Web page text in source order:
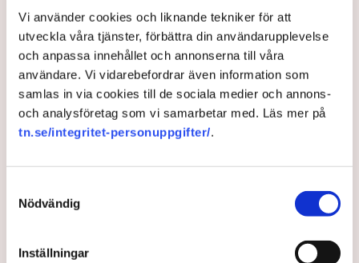
Vi använder cookies och liknande tekniker för att
utveckla våra tjänster, förbättra din användarupplevelse
och anpassa innehållet och annonserna till våra
användare. Vi vidarebefordrar även information som
samlas in via cookies till de sociala medier och annons-
och analysföretag som vi samarbetar med. Läs mer på
tn.se/integritet-personuppgifter/.
Nödvändig
Inställningar
Det är polisens uppgift att upprätthålla allmän ordning och
säkerhet, vilket inkluderar att ingripa mot pågående
brottslighet som olaga intrång, förklarar Anna-Lena Mann,
polisinspektör vid kommunikationsavdelningen i region Väst.
Bild: Privat, Mostphotos
Polisen tillbakavisar kritiken om brist
på agerande mot aktivistaktionerna vid
torvtäkten i Grimsås. ”Det har gjorts
gripanden”, säger Anna-Lena Mann,